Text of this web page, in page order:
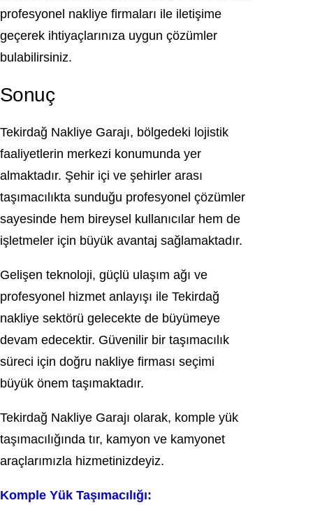
profesyonel nakliye firmaları ile iletişime
geçerek ihtiyaçlarınıza uygun çözümler
bulabilirsiniz.
Sonuç
Tekirdağ Nakliye Garajı, bölgedeki lojistik
faaliyetlerin merkezi konumunda yer
almaktadır. Şehir içi ve şehirler arası
taşımacılıkta sunduğu profesyonel çözümler
sayesinde hem bireysel kullanıcılar hem de
işletmeler için büyük avantaj sağlamaktadır.
Gelişen teknoloji, güçlü ulaşım ağı ve
profesyonel hizmet anlayışı ile Tekirdağ
nakliye sektörü gelecekte de büyümeye
devam edecektir. Güvenilir bir taşımacılık
süreci için doğru nakliye firması seçimi
büyük önem taşımaktadır.
Tekirdağ Nakliye Garajı olarak, komple yük
taşımacılığında tır, kamyon ve kamyonet
araçlarımızla hizmetinizdeyiz.
Komple Yük Taşımacılığı: